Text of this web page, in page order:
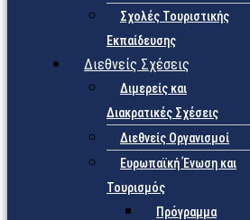
Σχολές Τουριστικής
Εκπαίδευσης
Διεθνείς Σχέσεις
Διμερείς και
Διακρατικές Σχέσεις
Διεθνείς Οργανισμοί
Ευρωπαϊκή Ένωση και
Τουρισμός
Πρόγραμμα